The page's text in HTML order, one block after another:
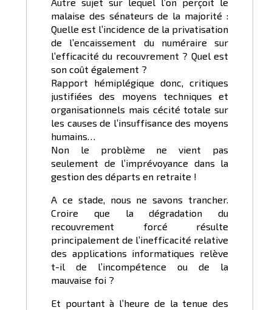
malaise des sénateurs de la majorité :
Quelle est l’incidence de la privatisation
de l’encaissement du numéraire sur
l’efficacité du recouvrement ? Quel est
son coût également ?
Rapport hémiplégique donc, critiques
justifiées des moyens techniques et
organisationnels mais cécité totale sur
les causes de l’insuffisance des moyens
humains…
Non le problème ne vient pas
seulement de l’imprévoyance dans la
gestion des départs en retraite !
A ce stade, nous ne savons trancher.
Croire que la dégradation du
recouvrement forcé résulte
principalement de l’inefficacité relative
des applications informatiques relève
t-il de l’incompétence ou de la
mauvaise foi ?
Et pourtant à l’heure de la tenue des